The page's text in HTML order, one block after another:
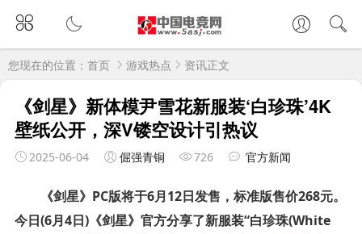
您现在的位置： 首页 游戏热点 资讯正文
《剑星》新体模尹雪花新服装‘白珍珠’4K
壁纸公开，深V镂空设计引热议
2025-06-04 倔强青铜 726 官方新闻
《剑星》PC版将于6月12日发售，标准版售价268元。
今日(6月4日)《剑星》官方分享了新服装“白珍珠(White